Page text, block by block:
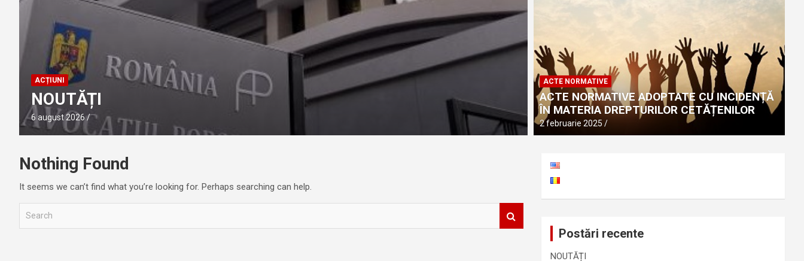
ACȚIUNI
NOUTĂȚI
6 august 2026
ACTE NORMATIVE
ACTE NORMATIVE ADOPTATE
DREPTURILOR CETĂȚENILOR
2 februarie 2025
ACTE NORMATIVE
ACTE NORMATIVE ADOPTATE CU INCIDENȚĂ
ÎN MATERIA DREPTURILOR CETĂȚENILOR
2 februarie 2025
Nothing Found
It seems we can’t find what you’re looking for. Perhaps searching can help.
Postări recente
NOUTĂȚI